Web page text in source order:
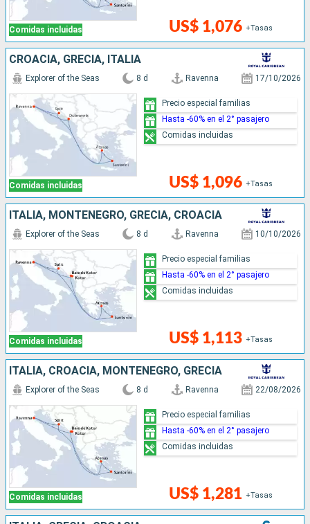
Comidas incluidas US$ 1,076 +Tasas
CROACIA, GRECIA, ITALIA
Comidas incluidas
Explorer of the Seas 8 d Ravenna 17/10/2026
US$ 1,096 +Tasas
Precio especial familias
Hasta -60% en el 2° pasajero
Comidas incluidas
ITALIA, MONTENEGRO, GRECIA, CROACIA
Comidas incluidas
Explorer of the Seas 8 d Ravenna 10/10/2026
US$ 1,113 +Tasas
Precio especial familias
Hasta -60% en el 2° pasajero
Comidas incluidas
ITALIA, CROACIA, MONTENEGRO, GRECIA
Comidas incluidas
Explorer of the Seas 8 d Ravenna 22/08/2026
US$ 1,281 +Tasas
Precio especial familias
Hasta -60% en el 2° pasajero
Comidas incluidas